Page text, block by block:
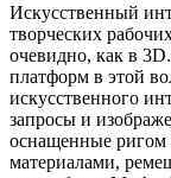
Искусственный
творческих
очевидно, как в
платформ в этой
искусственного
запросы и
оснащенные
материалами,